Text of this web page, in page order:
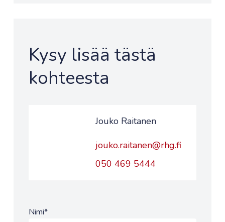
Kysy lisää tästä
kohteesta
Jouko Raitanen
jouko.raitanen@rhg.fi
050 469 5444
Nimi*